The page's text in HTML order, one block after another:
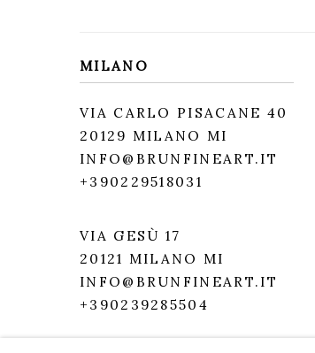
MILANO
VIA CARLO PISACANE 40
20129 MILANO MI
INFO@BRUNFINEART.IT
+390229518031
VIA GESÙ 17
20121 MILANO MI
INFO@BRUNFINEART.IT
+390239285504